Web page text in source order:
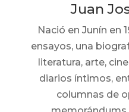
Juan
Nació en Junín en
ensayos, una
literatura, arte,
diarios íntimos,
columnas de